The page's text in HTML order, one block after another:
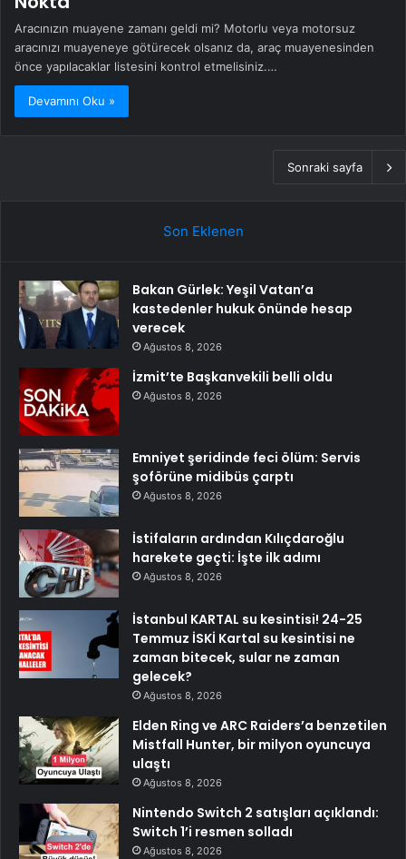
Aracınızın muayene zamanı geldi mi? Motorlu veya motorsuz
aracınızı muayeneye götürecek olsanız da, araç muayenesinden
önce yapılacaklar listesini kontrol etmelisiniz.…
Devamını Oku »
Sonraki sayfa
Son Eklenen
Bakan Gürlek: Yeşil Vatan’a
kastedenler hukuk önünde hesap
verecek
Ağustos 8, 2026
İzmit’te Başkanvekili belli oldu
Ağustos 8, 2026
Emniyet şeridinde feci ölüm: Servis
şoförüne midibüs çarptı
Ağustos 8, 2026
İstifaların ardından Kılıçdaroğlu
harekete geçti: İşte ilk adımı
Ağustos 8, 2026
İstanbul KARTAL su kesintisi! 24-25
Temmuz İSKİ Kartal su kesintisi ne
zaman bitecek, sular ne zaman
gelecek?
Ağustos 8, 2026
Elden Ring ve ARC Raiders’a benzetilen
Mistfall Hunter, bir milyon oyuncuya
ulaştı
Ağustos 8, 2026
Nintendo Switch 2 satışları açıklandı:
Switch 1’i resmen solladı
Ağustos 8, 2026